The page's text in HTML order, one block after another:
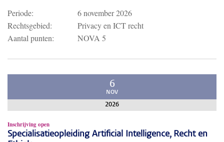
Periode:
6 november 2026
Rechtsgebied:
Privacy en ICT recht
Aantal punten:
NOVA 5
6
NOV
2026
Inschrijving open
Specialisatieopleiding Artificial Intelligence, Recht en